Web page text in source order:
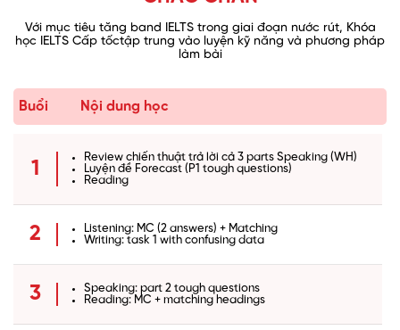
Với mục tiêu tăng band IELTS trong giai đoạn nước rút, Khóa
học IELTS Cấp tốctập trung vào luyện kỹ năng và phương pháp
làm bài
Buổi Nội dung học
1
Review chiến thuật trả lời cả 3 parts Speaking (WH)
Luyện đề Forecast (P1 tough questions)
Reading
2
Listening: MC (2 answers) + Matching
Writing: task 1 with confusing data
3
Speaking: part 2 tough questions
Reading: MC + matching headings